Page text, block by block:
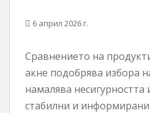
6 април 2026 г.
Сравнението на
акне подобрява избора
намалява
стабилни и